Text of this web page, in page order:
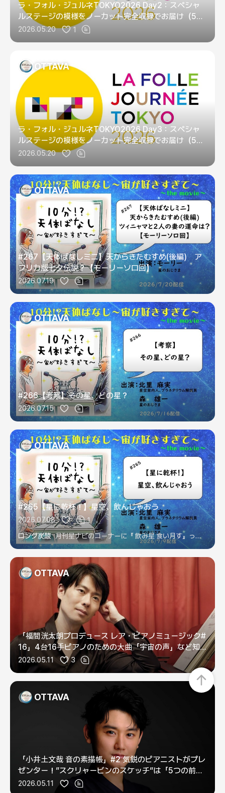
ラ・フォル・ジュルネTOKYO2026 Day2：スペシャ
ルステージの模様をノーカット完全収録でお届け（5月
4日第2日）
2026.05.20 1
OTTAVA
ラ・フォル・ジュルネTOKYO2026 Day3：スペシャ
ルステージの模様をノーカット完全収録でお届け（5月
5日第3日）
2026.05.20
OTTAVA
#267【天体ばなしミニ】天からきたむすめ(後編) ア
フリカ版七夕伝説？【モーリーソロ回】
2026.07.19
OTTAVA
#266【考察】その星、どの星？
2026.07.15
OTTAVA
#265【星に乾杯！】星空、飲んじゃおう
2026.07.08
1
ロング炭酸 月刊星ナビのコーナーに『 飲み星 食い月す』ってのがありますね！
OTTAVA
「福間洸太朗プロデュース レア・ピアノミュージック#
16」4台16手ピアノのための大曲「宇宙の声」など知
られざる佳曲を集めて！
2026.05.11 3
OTTAVA
「小井土文哉 音の素描帳」#2 気鋭のピアニストがプレ
ゼンター！”スクリャービンのスケッチ”は「5つの前奏
曲Op.16」
2026.05.11